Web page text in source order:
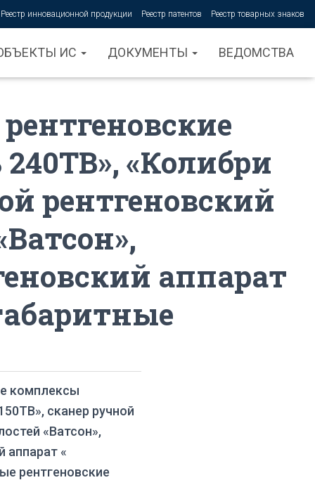
Реестр инновационной продукции Реестр патентов Реестр товарных знаков
ИС ДОКУМЕНТЫ ВЕДОМСТВА
«Колибри
рентгеновский
аппарат
комплексы
сканер ручной
«Ватсон»,
аппарат «
рентгеновские